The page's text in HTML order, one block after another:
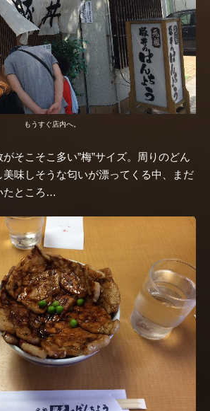
もうすぐ店内へ。
そこそこ多い”梅”サイズ。周りのどん
味しそうな匂いが漂ってくる中、まだ
たところ…